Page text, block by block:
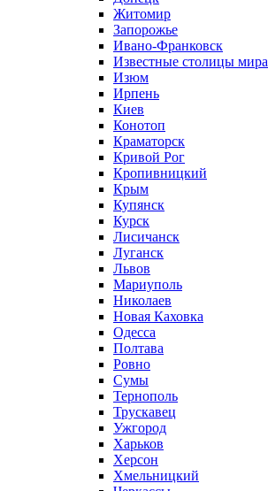
Житомир
Запорожье
Ивано-Франковск
Известные столицы мира
Изюм
Ирпень
Киев
Конотоп
Краматорск
Кривой Рог
Кропивницкий
Крым
Купянск
Курск
Лисичанск
Луганск
Львов
Мариуполь
Николаев
Новая Каховка
Одесса
Полтава
Ровно
Сумы
Тернополь
Трускавец
Ужгород
Харьков
Херсон
Хмельницкий